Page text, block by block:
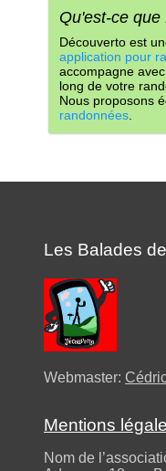
Qu'est-ce
Découverto est
application pour
accompagne
long de votre
Nous proposons
randonnées
Les Balades
Webmaster:
Mentions
Nom de